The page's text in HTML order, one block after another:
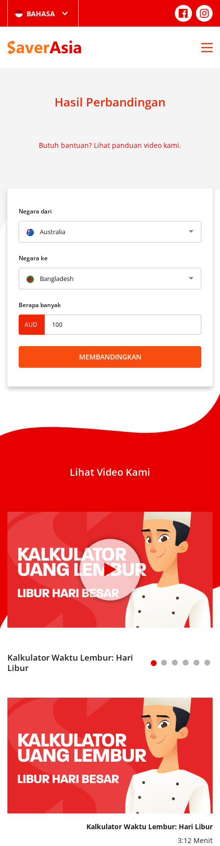
BAHASA
Hasil Perbandingan
Butuh bantuan? Lihat panduan video kami.
Negara dari
Australia
Negara ke
Bangladesh
Berapa banyak
AUD
MEMBANDINGKAN
Lihat Video Kami
Kalkulator Waktu Lembur: Hari
Libur
Kalkulator Waktu Lembur: Hari Libur
3:12 Menit